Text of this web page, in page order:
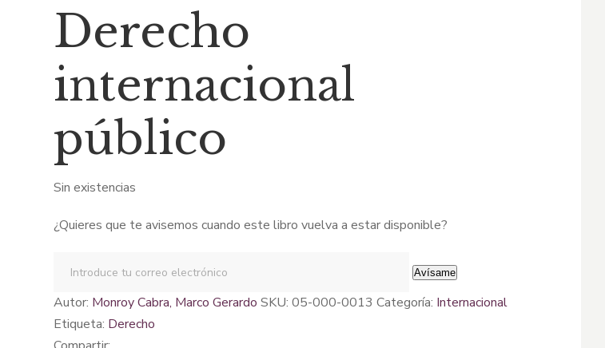
original
era:
$57,27.
actual
es:
$48,68.
Derecho
internacional
público
Sin existencias
¿Quieres que te avisemos cuando este libro vuelva a estar disponible?
Avísame
Autor: Monroy Cabra, Marco Gerardo SKU: 05-000-0013 Categoría: internacional
Etiqueta:
derecho